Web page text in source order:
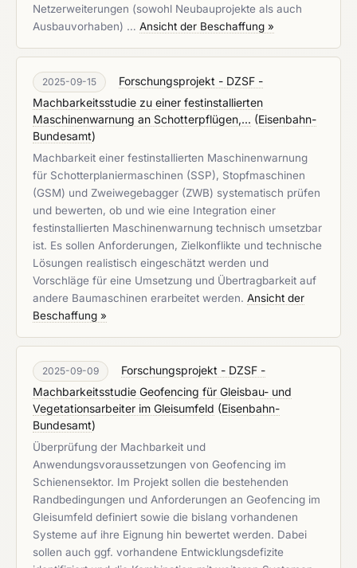
Netzerweiterungen (sowohl Neubauprojekte als auch
Ausbauvorhaben) … Ansicht der Beschaffung »
2025-09-15
Forschungsprojekt - DZSF -
Machbarkeitsstudie zu einer festinstallierten
Maschinenwarnung an Schotterpflügen,... (Eisenbahn-
Bundesamt)
Machbarkeit einer festinstallierten Maschinenwarnung
für Schotterplaniermaschinen (SSP), Stopfmaschinen
(GSM) und Zweiwegebagger (ZWB) systematisch prüfen
und bewerten, ob und wie eine Integration einer
festinstallierten Maschinenwarnung technisch umsetzbar
ist. Es sollen Anforderungen, Zielkonflikte und technische
Lösungen realistisch eingeschätzt werden und
Vorschläge für eine Umsetzung und Übertragbarkeit auf
andere Baumaschinen erarbeitet werden. Ansicht der
Beschaffung »
2025-09-09
Forschungsprojekt - DZSF -
Machbarkeitsstudie Geofencing für Gleisbau- und
Vegetationsarbeiter im Gleisumfeld (Eisenbahn-
Bundesamt)
Überprüfung der Machbarkeit und
Anwendungsvoraussetzungen von Geofencing im
Schienensektor. Im Projekt sollen die bestehenden
Randbedingungen und Anforderungen an Geofencing im
Gleisumfeld definiert sowie die bislang vorhandenen
Systeme auf ihre Eignung hin bewertet werden. Dabei
sollen auch ggf. vorhandene Entwicklungsdefizite